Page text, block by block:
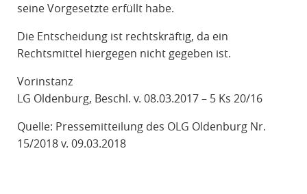
seine Vorgesetzte erfüllt habe.
Die Entscheidung ist rechtskräftig, da ein
Rechtsmittel hiergegen nicht gegeben ist.
Vorinstanz
LG Oldenburg, Beschl. v. 08.03.2017 – 5 Ks 20/16
Quelle: Pressemitteilung des OLG Oldenburg Nr.
15/2018 v. 09.03.2018